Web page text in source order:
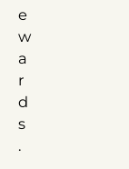
e
w
a
r
d
s
.